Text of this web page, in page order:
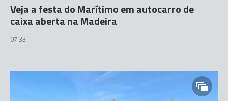
Veja a festa do Marítimo em autocarro de
caixa aberta na Madeira
07:33